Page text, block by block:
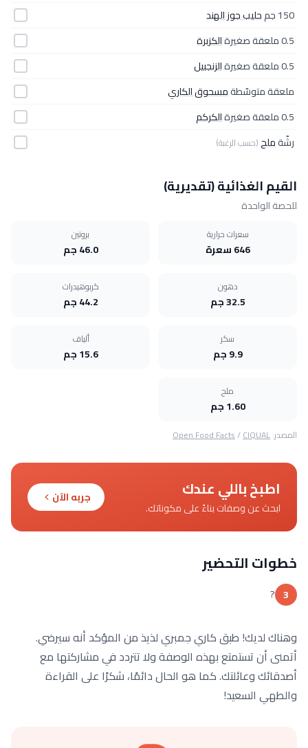
150 جم
حليب جوز الهند
0.5 ملعقة صغيرة
الكزبرة
0.5 ملعقة صغيرة
الزنجبيل
ملعقة متوسّطةمسحوق الكاري
0.5 ملعقة صغيرة
الكركم
رشّةملح(حسب الرغبة)
القيم الغذائية (تقديرية)
للحصة الواحدة
سعرات حرارية
646 سعرة
بروتين
46.0 جم
دهون
32.5 جم
كربوهيدرات
44.2 جم
سكر
9.9 جم
ألياف
15.6 جم
ملح
1.60 جم
المصدر: Open Food Facts/CIQUAL
اطبخ باللي عندك
ابحث عن وصفات بناءً على مكوناتك.
جربه الآن
خطوات التحضير
3
?
وهناك لديك! طبق كاري جمبري لذيذ من المؤكد أنه سيرضي.
أتمنى أن تستمتع بهذه الوصفة ولا تتردد في مشاركتها مع
أصدقائك وعائلتك. كما هو الحال دائمًا، شكرًا على القراءة
والطهي السعيد!